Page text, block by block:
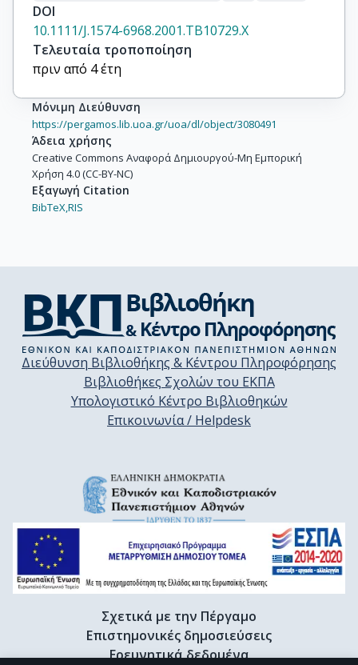
DOI
10.1111/J.1574-6968.2001.TB10729.X
Τελευταία τροποποίηση
πριν από 4 έτη
Μόνιμη Διεύθυνση
https://pergamos.lib.uoa.gr/uoa/dl/object/3080491
Άδεια χρήσης
Creative Commons Αναφορά Δημιουργού-Μη Εμπορική
Χρήση 4.0 (CC-BY-NC)
Εξαγωγή Citation
BibTeX,RIS
Διεύθυνση Βιβλιοθήκης & Κέντρου Πληροφόρησης
Βιβλιοθήκες Σχολών του ΕΚΠΑ
Υπολογιστικό Κέντρο Βιβλιοθηκών
Επικοινωνία / Helpdesk
Σχετικά με την Πέργαμο
Επιστημονικές δημοσιεύσεις
Ερευνητικά δεδομένα